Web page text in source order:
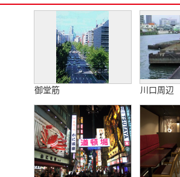
御堂筋 川口周辺